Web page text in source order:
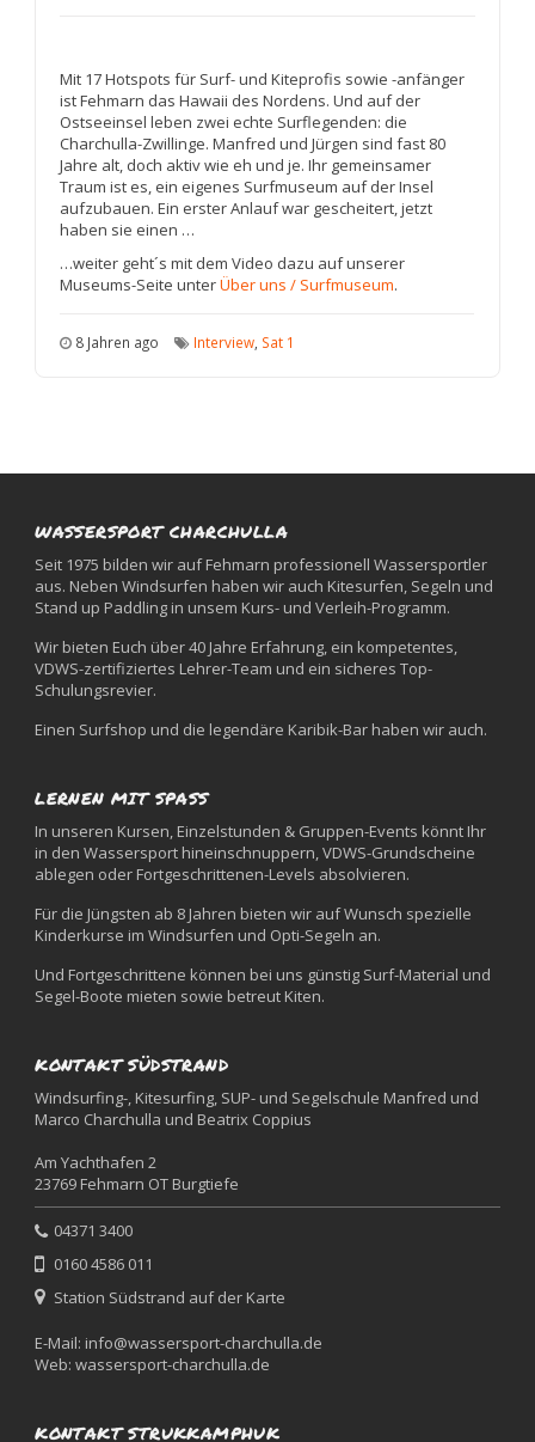
Mit 17 Hotspots für Surf- und Kiteprofis sowie -anfänger
ist Fehmarn das Hawaii des Nordens. Und auf der
Ostseeinsel leben zwei echte Surflegenden: die
Charchulla-Zwillinge. Manfred und Jürgen sind fast 80
Jahre alt, doch aktiv wie eh und je. Ihr gemeinsamer
Traum ist es, ein eigenes Surfmuseum auf der Insel
aufzubauen. Ein erster Anlauf war gescheitert, jetzt
haben sie einen …
…weiter geht´s mit dem Video dazu auf unserer
Museums-Seite unterÜber uns / Surfmuseum.
8 Jahren ago Interview, Sat 1
WASSERSPORT CHARCHULLA
Seit 1975 bilden wir auf Fehmarn professionell Wassersportler
aus. Neben Windsurfen haben wir auch Kitesurfen, Segeln und
Stand up Paddling in unsem Kurs- und Verleih-Programm.
Wir bieten Euch über 40 Jahre Erfahrung, ein kompetentes,
VDWS-zertifiziertes Lehrer-Team und ein sicheres Top-
Schulungsrevier.
Einen Surfshop und die legendäre Karibik-Bar haben wir auch.
LERNEN MIT SPASS
In unseren Kursen, Einzelstunden & Gruppen-Events könnt Ihr
in den Wassersport hineinschnuppern, VDWS-Grundscheine
ablegen oder Fortgeschrittenen-Levels absolvieren.
Für die Jüngsten ab 8 Jahren bieten wir auf Wunsch spezielle
Kinderkurse im Windsurfen und Opti-Segeln an.
Und Fortgeschrittene können bei uns günstig Surf-Material und
Segel-Boote mieten sowie betreut Kiten.
KONTAKT SÜDSTRAND
Windsurfing-, Kitesurfing, SUP- und Segelschule Manfred und
Marco Charchulla und Beatrix Coppius
Am Yachthafen 2
23769 Fehmarn OT Burgtiefe
04371 3400
0160 4586 011
Station Südstrand auf der Karte
E-Mail: info@wassersport-charchulla.de
Web:wassersport-charchulla.de
KONTAKT STRUKKAMPHUK